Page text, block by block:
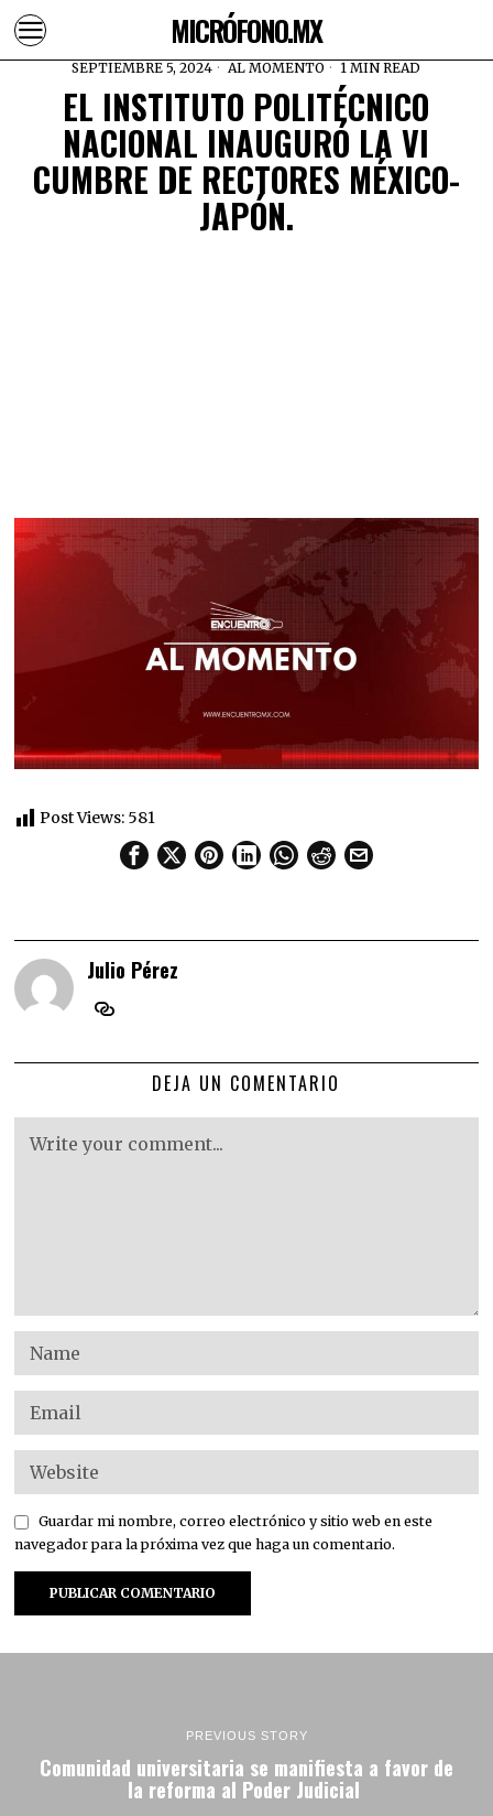
MICRÓFONO.MX
SEPTIEMBRE 5, 2024 AL MOMENTO 1 MIN READ
EL INSTITUTO POLITÉCNICO
NACIONAL INAUGURÓ LA VI
CUMBRE DE RECTORES MÉXICO-
JAPÓN.
Post Views: 581
Julio Pérez
DEJA UN COMENTARIO
Guardar mi nombre, correo electrónico y sitio web en este
navegador para la próxima vez que haga un comentario.
PREVIOUS STORY
Comunidad universitaria se manifiesta a favor de
la reforma al Poder Judicial